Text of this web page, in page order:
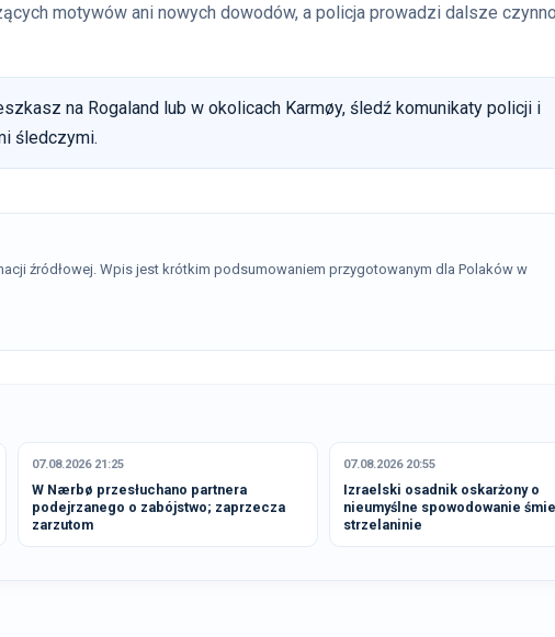
motywów ani nowych dowodów, a policja prowadzi dalsze
na Rogaland lub w okolicach Karmøy, śledź komunikaty policji i
śledczymi.
źródłowej. Wpis jest krótkim podsumowaniem przygotowanym dla Polaków w
07.08.2026 21:25
W Nærbø przesłuchano partnera
podejrzanego o zabójstwo; zaprzecza
zarzutom
07.08.2026 20:55
Izraelski osadnik oskarżony o
nieumyślne spowodowanie
strzelaninie